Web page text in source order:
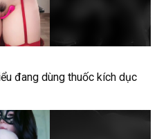
đang dùng thuốc kích dục